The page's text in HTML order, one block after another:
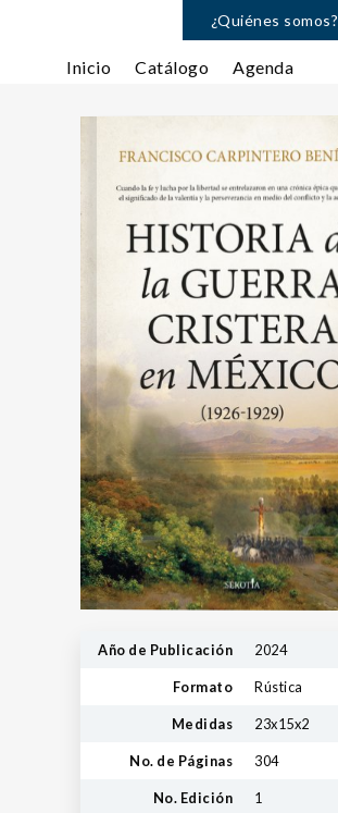
¿Quiénes somos?
Inicio Catálogo Agenda
Año de Publicación 2024
Formato Rústica
Medidas 23x15x2
No. de Páginas 304
No. Edición 1